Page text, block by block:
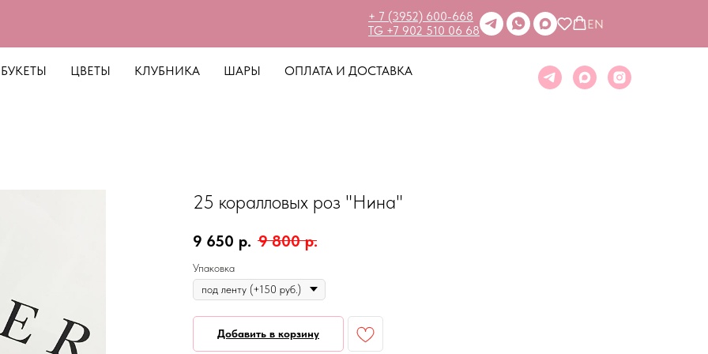
+ 7 (3952) 600-668
TG +7 902 510 06 68
EN
БУКЕТЫ ЦВЕТЫ КЛУБНИКА ШАРЫ ОПЛАТА И ДОСТАВКА
25 коралловых роз "Нина"
9 650 р. 9 800 р.
Упаковка
Добавить в корзину